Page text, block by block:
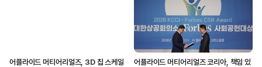
어플라이드 머티어리얼즈, 3D 칩 스케일
어플라이드 머티어리얼즈 코리아, 책임 있